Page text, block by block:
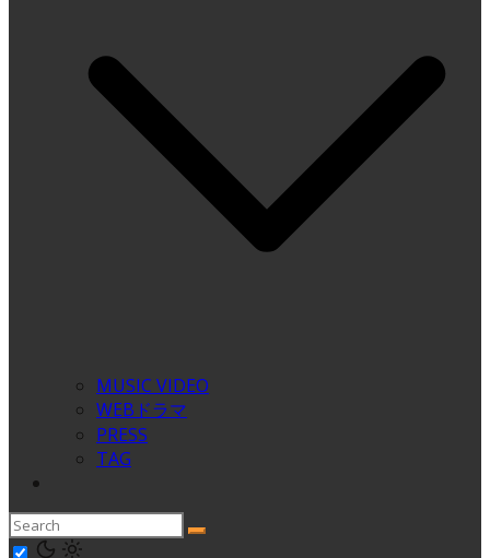
MUSIC VIDEO
WEBドラマ
PRESS
TAG